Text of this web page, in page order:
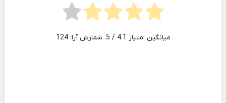
میانگین امتیاز 4.1 / 5. شمارش آرا: 124